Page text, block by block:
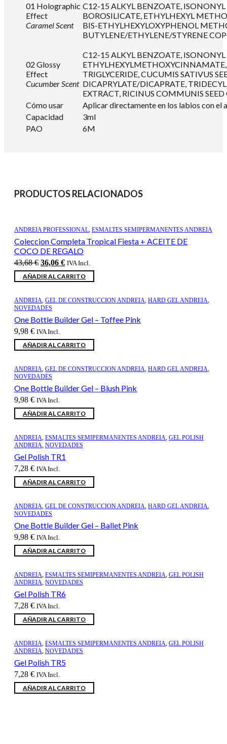
01 Holographic
Effect
Caramel Scent
C12-15 ALKYL BENZOATE,
BOROSILICATE, ETHYLHEXYL
BIS-ETHYLHEXYLOXYPHENOL
BUTYLENE/ETHYLENE/STYRENE
02 Glossy
Effect
Cucumber Scent
C12-15 ALKYL BENZOATE,
TRIGLYCERIDE, CUCUMIS SATIVUS
DICAPRYLATE/DICAPRATE,
EXTRACT, RICINUS COMMUNIS
Cómo usar
Aplicar directamente en los labios con el
Capacidad
3ml
PAO
6M
PRODUCTOS RELACIONADOS
ANDREIA PROFESSIONAL, ESMALTES SEMIPERMANENTES ANDREIA
Coleccion Completa Tropical Fiesta + ACEITE DE
COCO DE REGALO
43,68€ El
precio
original
43,68 €.
36,06 €El
precio
actual
36,06 €.
IVA Incl.
AÑADIR AL CARRITO
ANDREIA, GEL DE CONSTRUCCION ANDREIA, HARD GEL ANDREIA,
NOVEDADES
One Bottle Builder Gel – Toffee Pink
9,98 € IVA Incl.
AÑADIR AL CARRITO
ANDREIA, GEL DE CONSTRUCCION ANDREIA, HARD GEL ANDREIA,
NOVEDADES
One Bottle Builder Gel – Blush Pink
9,98 € IVA Incl.
AÑADIR AL CARRITO
ANDREIA, ESMALTES SEMIPERMANENTES ANDREIA, GEL POLISH
ANDREIA, NOVEDADES
Gel Polish TR1
7,28 € IVA Incl.
AÑADIR AL CARRITO
ANDREIA, GEL DE CONSTRUCCION ANDREIA, HARD GEL ANDREIA,
NOVEDADES
One Bottle Builder Gel – Ballet Pink
9,98 € IVA Incl.
AÑADIR AL CARRITO
ANDREIA, ESMALTES SEMIPERMANENTES ANDREIA, GEL POLISH
ANDREIA, NOVEDADES
Gel Polish TR6
7,28 € IVA Incl.
AÑADIR AL CARRITO
ANDREIA, ESMALTES SEMIPERMANENTES ANDREIA, GEL POLISH
ANDREIA, NOVEDADES
Gel Polish TR5
7,28 € IVA Incl.
AÑADIR AL CARRITO